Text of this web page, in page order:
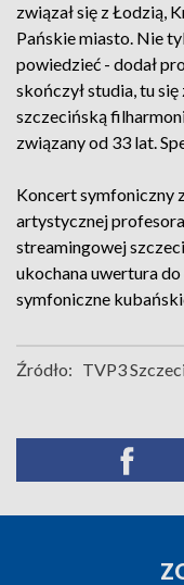
związał się z Łodzią,
Pańskie miasto. Nie
powiedzieć - dodał
skończył studia, tu się
szczecińską
związany od 33 lat.
Koncert symfoniczny
artystycznej
streamingowej
ukochana uwertura
symfoniczne
Źródło: TVP3